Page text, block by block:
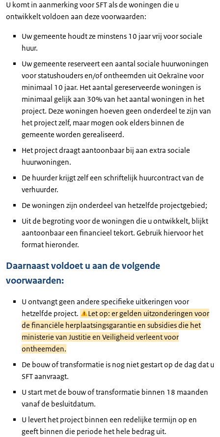
U komt in aanmerking voor SFT als de woningen die u
ontwikkelt voldoen aan deze voorwaarden:
Uw gemeente houdt ze minstens 10 jaar vrij voor sociale
huur.
Uw gemeente reserveert een aantal sociale huurwoningen
voor statushouders en/of ontheemden uit Oekraïne voor
minimaal 10 jaar. Het aantal gereserveerde woningen is
minimaal gelijk aan 30% van het aantal woningen in het
project. Deze woningen hoeven geen onderdeel te zijn van
het project zelf, maar mogen ook elders binnen de
gemeente worden gerealiseerd.
Het project draagt aantoonbaar bij aan extra sociale
huurwoningen.
De huurder krijgt zelf een schriftelijk huurcontract van de
verhuurder.
De woningen zijn onderdeel van hetzelfde projectgebied;
Uit de begroting voor de woningen die u ontwikkelt, blijkt
aantoonbaar een financieel tekort. Gebruik hiervoor het
format hieronder.
Daarnaast voldoet u aan de volgende
voorwaarden:
U ontvangt geen andere specifieke uitkeringen voor
hetzelfde project.
Let op: er gelden uitzonderingen voor
de financiële herplaatsingsgarantie en subsidies die het
ministerie van Justitie en Veiligheid verleent voor
ontheemden.
De bouw of transformatie is nog niet gestart op de dag dat u
SFT aanvraagt.
U start met de bouw of transformatie binnen 18 maanden
vanaf de besluitdatum.
U levert het project binnen een redelijke termijn op en
geeft binnen die periode het hele bedrag uit.